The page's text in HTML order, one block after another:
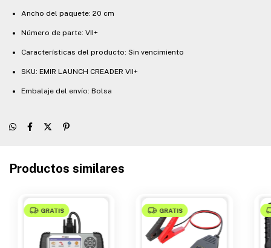
Ancho del paquete: 20 cm
Número de parte: VII+
Características del producto: Sin vencimiento
SKU: EMIR LAUNCH CREADER VII+
Embalaje del envío: Bolsa
Productos similares
GRATIS GRATIS